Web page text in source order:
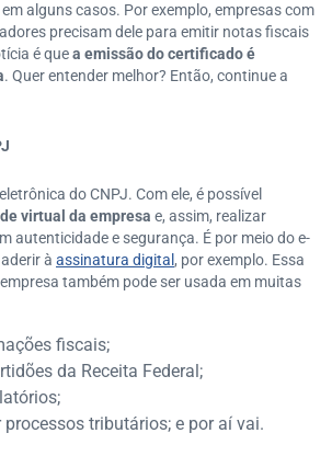
alguns casos. Por exemplo, empresas com
precisam dele para emitir notas fiscais
é quea emissão do certificado é
. Quer entender melhor? Então, continue a
do CNPJ. Com ele, é possível
virtual da empresa e, assim, realizar
autenticidade e segurança. É por meio do e-
à assinatura digital , por exemplo. Essa
também pode ser usada em muitas
fiscais;
da Receita Federal;
tributários; e por aí vai.